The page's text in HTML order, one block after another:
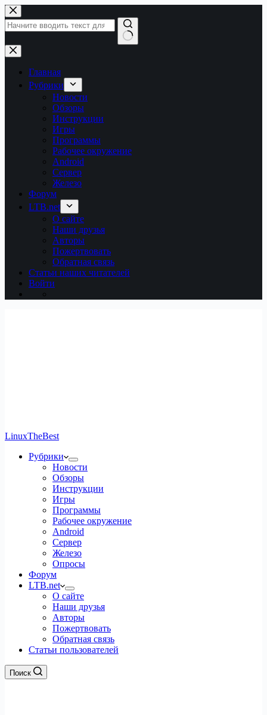
Перейти
к
сути
Ничего
не
найденоГлавная
Рубрики
Новости
Обзоры
Инструкции
Игры
Программы
Рабочее окружение
Android
Сервер
Железо
Форум
LTB.net
О сайте
Наши друзья
Авторы
Пожертвовать
Обратная связь
Статьи наших читателей
Войти
LinuxTheBest
Рубрики
Новости
Обзоры
Инструкции
Игры
Программы
Рабочее окружение
Android
Сервер
Железо
Опросы
Форум
LTB.net
О сайте
Наши друзья
Авторы
Пожертвовать
Обратная связь
Статьи пользователей
Поиск